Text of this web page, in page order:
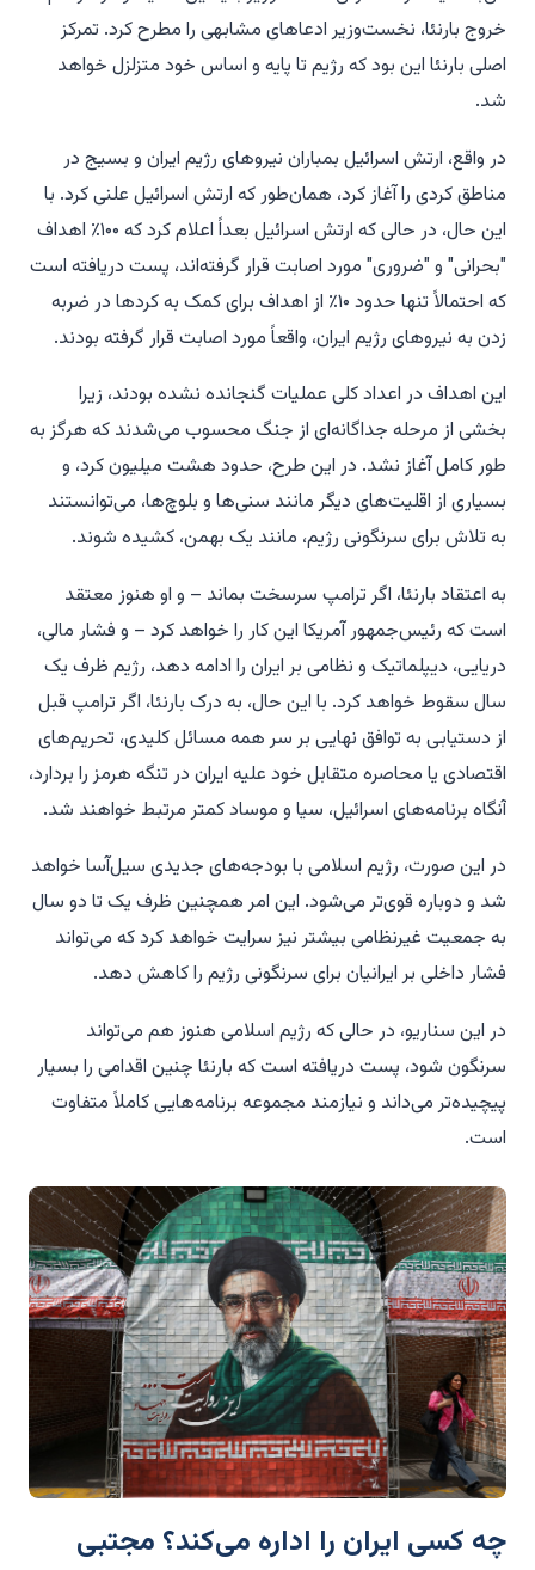
خروج بارنئا، نخست‌وزیر ادعاهای مشابهی را مطرح کرد. تمرکز
اصلی بارنئا این بود که رژیم تا پایه و اساس خود متزلزل خواهد
شد.
در واقع، ارتش اسرائیل بمباران نیروهای رژیم ایران و بسیج در
مناطق کردی را آغاز کرد، همان‌طور که ارتش اسرائیل علنی کرد. با
این حال، در حالی که ارتش اسرائیل بعداً اعلام کرد که ۱۰۰٪ اهداف
"بحرانی" و "ضروری" مورد اصابت قرار گرفته‌اند، پست دریافته است
که احتمالاً تنها حدود ۱۰٪ از اهداف برای کمک به کردها در ضربه
زدن به نیروهای رژیم ایران، واقعاً مورد اصابت قرار گرفته بودند.
این اهداف در اعداد کلی عملیات گنجانده نشده بودند، زیرا
بخشی از مرحله جداگانه‌ای از جنگ محسوب می‌شدند که هرگز به
طور کامل آغاز نشد. در این طرح، حدود هشت میلیون کرد، و
بسیاری از اقلیت‌های دیگر مانند سنی‌ها و بلوچ‌ها، می‌توانستند
به تلاش برای سرنگونی رژیم، مانند یک بهمن، کشیده شوند.
به اعتقاد بارنئا، اگر ترامپ سرسخت بماند – و او هنوز معتقد
است که رئیس‌جمهور آمریکا این کار را خواهد کرد – و فشار مالی،
دریایی، دیپلماتیک و نظامی بر ایران را ادامه دهد، رژیم ظرف یک
سال سقوط خواهد کرد. با این حال، به درک بارنئا، اگر ترامپ قبل
از دستیابی به توافق نهایی بر سر همه مسائل کلیدی، تحریم‌های
اقتصادی یا محاصره متقابل خود علیه ایران در تنگه هرمز را بردارد،
آنگاه برنامه‌های اسرائیل، سیا و موساد کمتر مرتبط خواهند شد.
در این صورت، رژیم اسلامی با بودجه‌های جدیدی سیل‌آسا خواهد
شد و دوباره قوی‌تر می‌شود. این امر همچنین ظرف یک تا دو سال
به جمعیت غیرنظامی بیشتر نیز سرایت خواهد کرد که می‌تواند
فشار داخلی بر ایرانیان برای سرنگونی رژیم را کاهش دهد.
در این سناریو، در حالی که رژیم اسلامی هنوز هم می‌تواند
سرنگون شود، پست دریافته است که بارنئا چنین اقدامی را بسیار
پیچیده‌تر می‌داند و نیازمند مجموعه برنامه‌هایی کاملاً متفاوت
است.
چه کسی ایران را اداره می‌کند؟ مجتبی